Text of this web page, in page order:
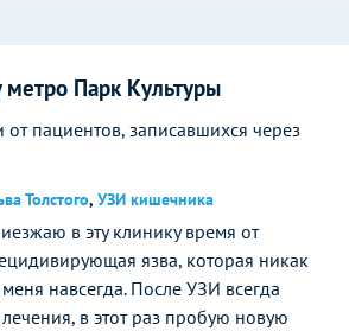
Парк Культуры
пациентов, записавшихся через
Толстого, УЗИ кишечника
в эту клинику время от
язва, которая никак
навсегда. После УЗИ всегда
лечения, в этот раз пробую новую